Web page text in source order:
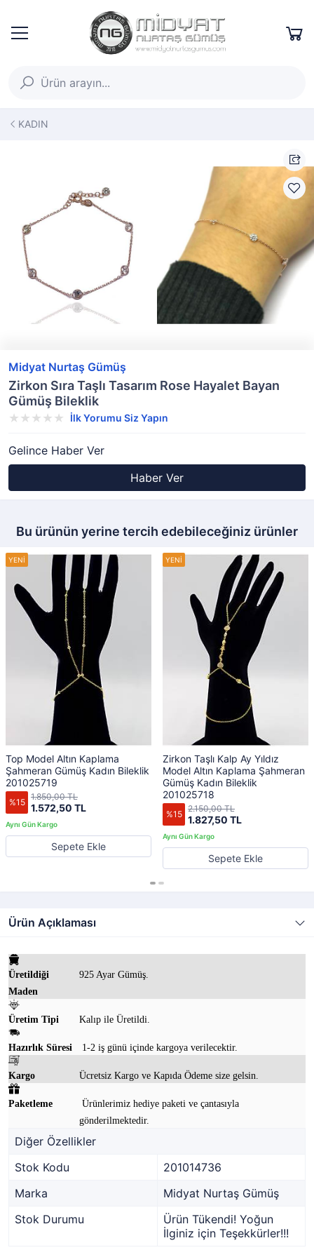
KADIN
Midyat Nurtaş Gümüş
Zirkon Sıra Taşlı Tasarım Rose Hayalet Bayan
Gümüş Bileklik
İlk Yorumu Siz Yapın
Gelince Haber Ver
Haber Ver
Bu ürünün yerine tercih edebileceğiniz ürünler
Top Model Altın Kaplama
Şahmeran Gümüş Kadın Bileklik
201025719
%15 1.572,50 TL
1.850,00 TL
Sepete Ekle
Zirkon Taşlı Kalp Ay Yıldız
Model Altın Kaplama Şahmeran
Gümüş Kadın Bileklik
201025718
%15 1.827,50 TL
2.150,00 TL
Sepete Ekle
Ürün Açıklaması
Üretildiği
Maden
925 Ayar Gümüş.
Üretim Tipi Kalıp ile Üretildi.
Hazırlık Süresi 1-2 iş günü içinde kargoya verilecektir.
Kargo Ücretsiz Kargo ve Kapıda Ödeme size gelsin.
Paketleme
Ürünlerimiz hediye paketi ve çantasıyla
gönderilmektedir.
Diğer Özellikler
Stok Kodu
201014736
Marka
Midyat Nurtaş Gümüş
Stok Durumu
Ürün Tükendi! Yoğun
İlginiz için Teşekkürler!!!